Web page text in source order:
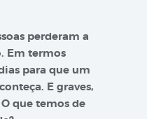
perderam a
Em termos
para que um
E graves,
que temos de